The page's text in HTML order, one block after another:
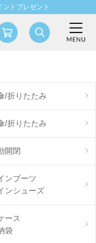
トプレゼント
/折りたたみ
/折りたたみ
開閉
ンブーツ
ンシューズ
ース
袋